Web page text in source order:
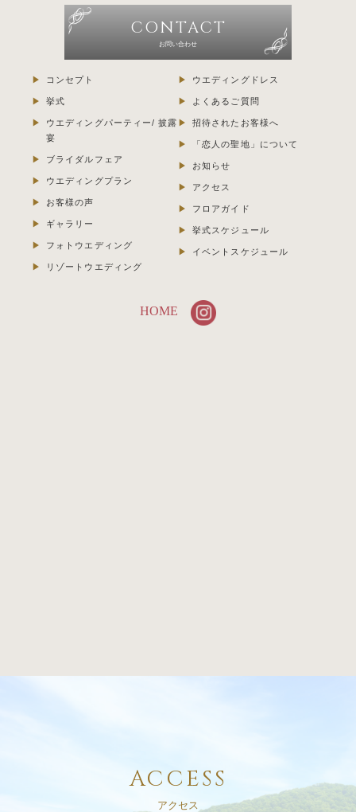
CONTACT
お問い合わせ
コンセプト
挙式
ウエディングパーティー/ 披露
宴
ブライダルフェア
ウエディングプラン
お客様の声
ギャラリー
フォトウエディング
リゾートウエディング
ウエディングドレス
よくあるご質問
招待されたお客様へ
「恋人の聖地」について
お知らせ
アクセス
フロアガイド
挙式スケジュール
イベントスケジュール
HOME
ACCESS
アクセス